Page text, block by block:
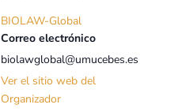
BIOLAW-Global
Correo electrónico
biolawglobal@umucebes.es
Ver el sitio web del
Organizador